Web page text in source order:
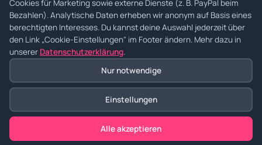
© 2026 Radiodienste. Alle Rechte vorbehalten.·Datenschutz·AGB·
Impressum
Cookies für Marketing sowie externe Dienste (z. B. PayPal beim
Bezahlen). Analytische Daten erheben wir anonym auf Basis eines
berechtigten Interesses. Du kannst deine Auswahl jederzeit über
den Link „Cookie-Einstellungen" im Footer ändern. Mehr dazu in
unserer Datenschutzerklärung.
Nur notwendige
Einstellungen
Alle akzeptieren